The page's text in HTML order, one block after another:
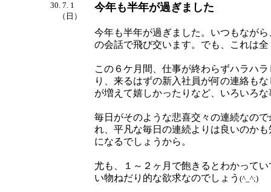
30. 7. 1
（日）
今年も半年が過ぎました
今年も半年が過ぎました。いつもなが
の会話で飛び交います。でも、これは
この６ケ月間、仕事が終わらずハラハ
り、来るはずの新入社員が何の連絡も
が増えて嬉しかったりなど、いろいろ
毎日がそのような悲喜交々の連続なの
れ、平凡な毎日の連続よりは良いのか
になるでしょうから。
尤も、１～２ヶ月で飽きるとわかって
い物ねだり的な欲求なのでしょう(^_^;)